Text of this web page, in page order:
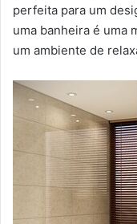
perfeita para um
uma banheira é uma
um ambiente de